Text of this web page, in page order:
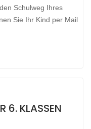
Schulweg Ihres
Sie Ihr Kind per Mail
6. KLASSEN